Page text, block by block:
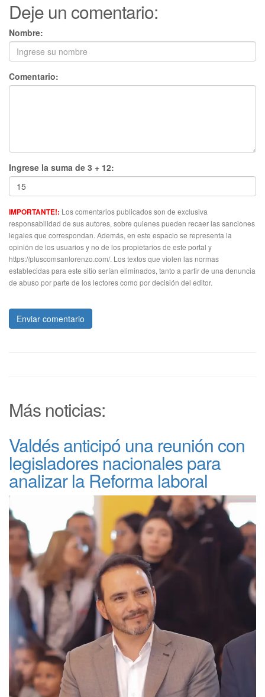
Deje un comentario:
Nombre:
Comentario:
Ingrese la suma de 3 + 12:
IMPORTANTE!: Los comentarios publicados son de exclusiva
responsabilidad de sus autores, sobre quienes pueden recaer las sanciones
legales que correspondan. Además, en este espacio se representa la
opinión de los usuarios y no de los propietarios de este portal y
https://pluscomsanlorenzo.com/. Los textos que violen las normas
establecidas para este sitio serían eliminados, tanto a partir de una denuncia
de abuso por parte de los lectores como por decisión del editor.
Enviar comentario
Más noticias:
Valdés anticipó una reunión con
legisladores nacionales para
analizar la Reforma laboral